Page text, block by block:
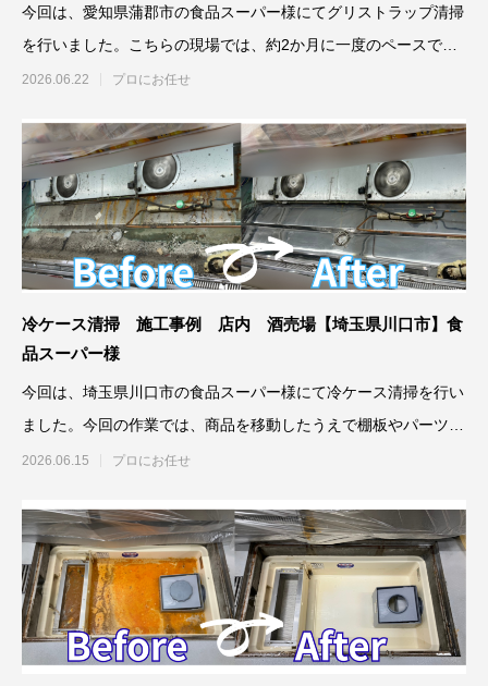
今回は、愛知県蒲郡市の食品スーパー様にてグリストラップ清掃
を行いました。こちらの現場では、約2か月に一度のペースで清
掃を実施しており、
2026.06.22 プロにお任せ
冷ケース清掃 施工事例 店内 酒売場【埼玉県川口市】食
品スーパー様
今回は、埼玉県川口市の食品スーパー様にて冷ケース清掃を行い
ました。今回の作業では、商品を移動したうえで棚板やパーツを
取り外し、
2026.06.15 プロにお任せ